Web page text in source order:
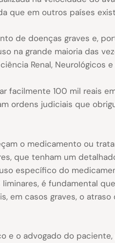
que em outros países
de doenças graves e,
na grande maioria das
Renal, Neurológicos
facilmente 100 mil reais
ordens judiciais que
o medicamento ou
que tenham um
específico do
é fundamental
em casos graves, o atraso
e o advogado do